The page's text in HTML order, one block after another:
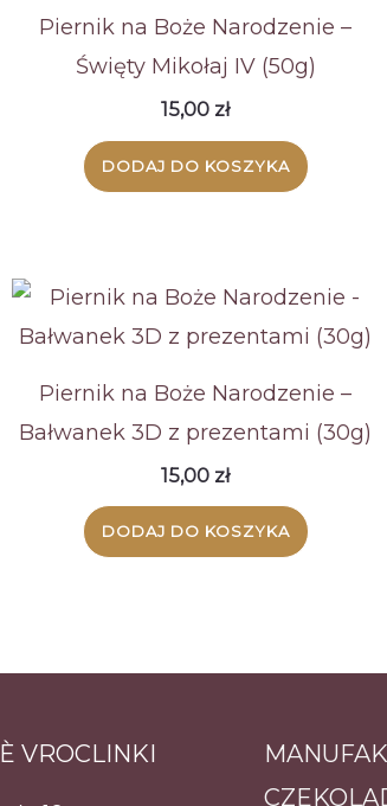
Piernik na Boże Narodzenie –
Święty Mikołaj IV (50g)
15,00 zł
DODAJ DO KOSZYKA
Piernik na Boże Narodzenie –
Bałwanek 3D z prezentami (30g)
15,00 zł
DODAJ DO KOSZYKA
VROCLINKI